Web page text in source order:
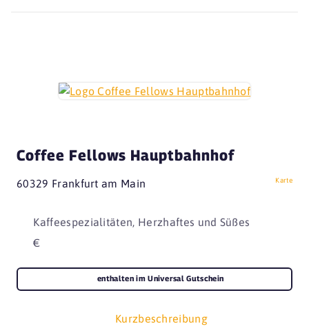
Coffee Fellows Hauptbahnhof
60329 Frankfurt am Main Karte
Kaffeespezialitäten, Herzhaftes und Süßes
€
Kurzbeschreibung
enthalten im Universal Gutschein